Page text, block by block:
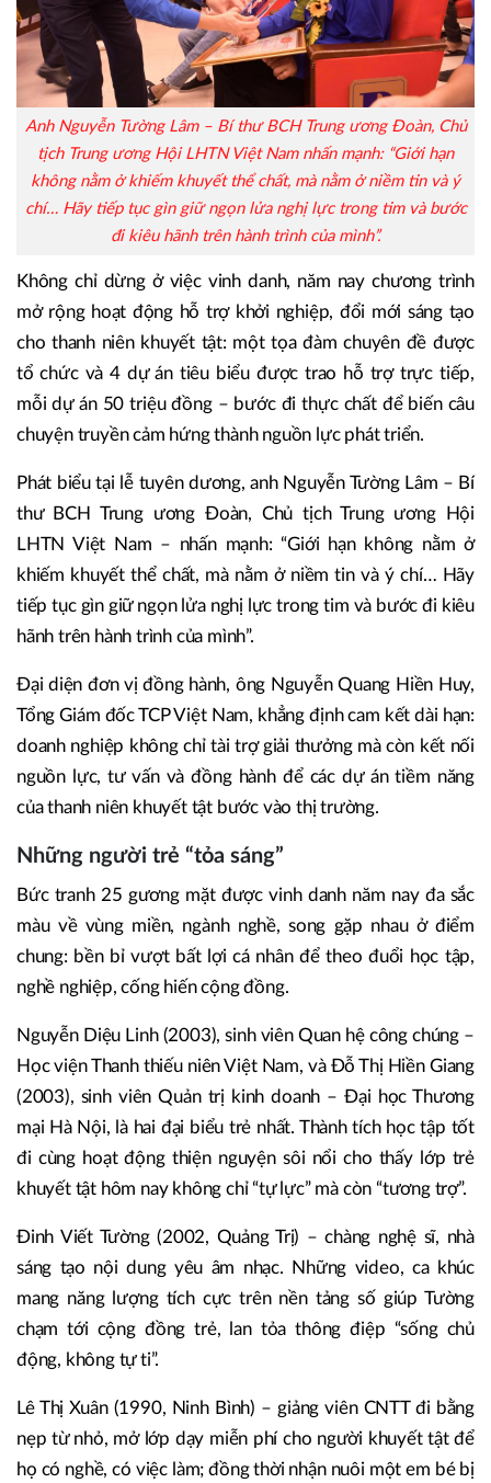
Anh Nguyễn Tường Lâm – Bí thư BCH Trung ương Đoàn, Chủ
tịch Trung ương Hội LHTN Việt Nam nhấn mạnh: “Giới hạn
không nằm ở khiếm khuyết thể chất, mà nằm ở niềm tin và ý
chí… Hãy tiếp tục gìn giữ ngọn lửa nghị lực trong tim và bước
đi kiêu hãnh trên hành trình của mình”.
Không chỉ dừng ở việc vinh danh, năm nay chương trình
mở rộng hoạt động hỗ trợ khởi nghiệp, đổi mới sáng tạo
cho thanh niên khuyết tật: một tọa đàm chuyên đề được
tổ chức và 4 dự án tiêu biểu được trao hỗ trợ trực tiếp,
mỗi dự án 50 triệu đồng – bước đi thực chất để biến câu
chuyện truyền cảm hứng thành nguồn lực phát triển.
Phát biểu tại lễ tuyên dương, anh Nguyễn Tường Lâm – Bí
thư BCH Trung ương Đoàn, Chủ tịch Trung ương Hội
LHTN Việt Nam – nhấn mạnh: “Giới hạn không nằm ở
khiếm khuyết thể chất, mà nằm ở niềm tin và ý chí… Hãy
tiếp tục gìn giữ ngọn lửa nghị lực trong tim và bước đi kiêu
hãnh trên hành trình của mình”.
Đại diện đơn vị đồng hành, ông Nguyễn Quang Hiền Huy,
Tổng Giám đốc TCP Việt Nam, khẳng định cam kết dài hạn:
doanh nghiệp không chỉ tài trợ giải thưởng mà còn kết nối
nguồn lực, tư vấn và đồng hành để các dự án tiềm năng
của thanh niên khuyết tật bước vào thị trường.
Những người trẻ “tỏa sáng”
Bức tranh 25 gương mặt được vinh danh năm nay đa sắc
màu về vùng miền, ngành nghề, song gặp nhau ở điểm
chung: bền bỉ vượt bất lợi cá nhân để theo đuổi học tập,
nghề nghiệp, cống hiến cộng đồng.
Nguyễn Diệu Linh (2003), sinh viên Quan hệ công chúng –
Học viện Thanh thiếu niên Việt Nam, và Đỗ Thị Hiền Giang
(2003), sinh viên Quản trị kinh doanh – Đại học Thương
mại Hà Nội, là hai đại biểu trẻ nhất. Thành tích học tập tốt
đi cùng hoạt động thiện nguyện sôi nổi cho thấy lớp trẻ
khuyết tật hôm nay không chỉ “tự lực” mà còn “tương trợ”.
Đinh Viết Tường (2002, Quảng Trị) – chàng nghệ sĩ, nhà
sáng tạo nội dung yêu âm nhạc. Những video, ca khúc
mang năng lượng tích cực trên nền tảng số giúp Tường
chạm tới cộng đồng trẻ, lan tỏa thông điệp “sống chủ
động, không tự ti”.
Lê Thị Xuân (1990, Ninh Bình) – giảng viên CNTT đi bằng
nẹp từ nhỏ, mở lớp dạy miễn phí cho người khuyết tật để
họ có nghề, có việc làm; đồng thời nhận nuôi một em bé bị